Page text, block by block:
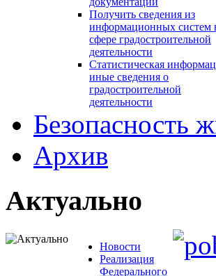
Получить сведения из
информационных систем
сфере градостроительной
деятельности
Статистическая
иные сведения о
градостроительной
деятельности
Безопасность
Архив
Актуально
Новости
Реализация
Федерального